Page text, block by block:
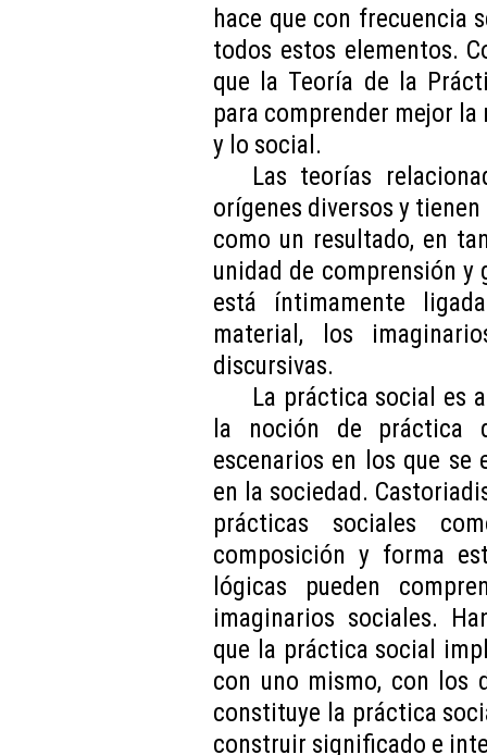
hace que con frecuencia
todos estos elementos.
que la Teoría de la
para comprender mejor
y lo social.
Las teorías
orígenes diversos y
como un resultado, en
unidad de comprensión
está íntimamente
material, los
discursivas.
La práctica social es
la noción de práctica
escenarios en los que
en la sociedad.
prácticas sociales
composición y forma
lógicas pueden
imaginarios sociales.
que la práctica social
con uno mismo, con los
constituye la práctica
construir significado e